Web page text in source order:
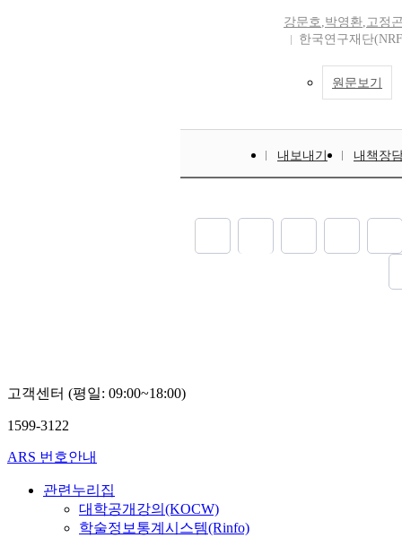
강문호,박영환,고정
한국연구재단
원문보기
내보내기 내책장
고객센터 (평일: 09:00~18:00)
1599-3122
ARS 번호안내
관련누리집
대학공개강의(KOCW)
학술정보통계시스템(Rinfo)